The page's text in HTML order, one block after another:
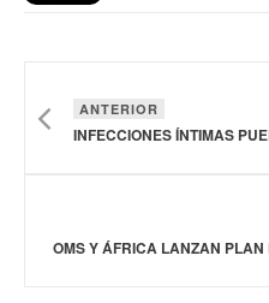
ANTERIOR
OMS Y ÁFRICA LANZAN